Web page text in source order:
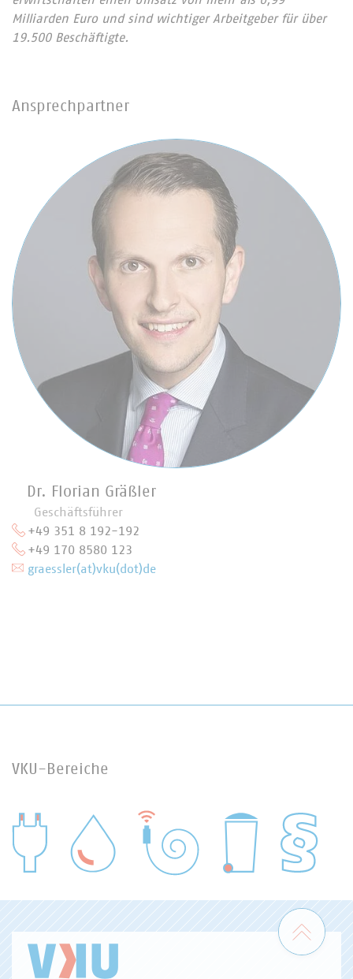
Milliarden Euro und sind wichtiger Arbeitgeber für über
19.500 Beschäftigte.
Ansprechpartner
Dr. Florian Gräßler
Geschäftsführer
+49 351 8 192-192
+49 170 8580 123
graessler(at)vku(dot)de
VKU-Bereiche
WASSER/ABWASSER
Zum